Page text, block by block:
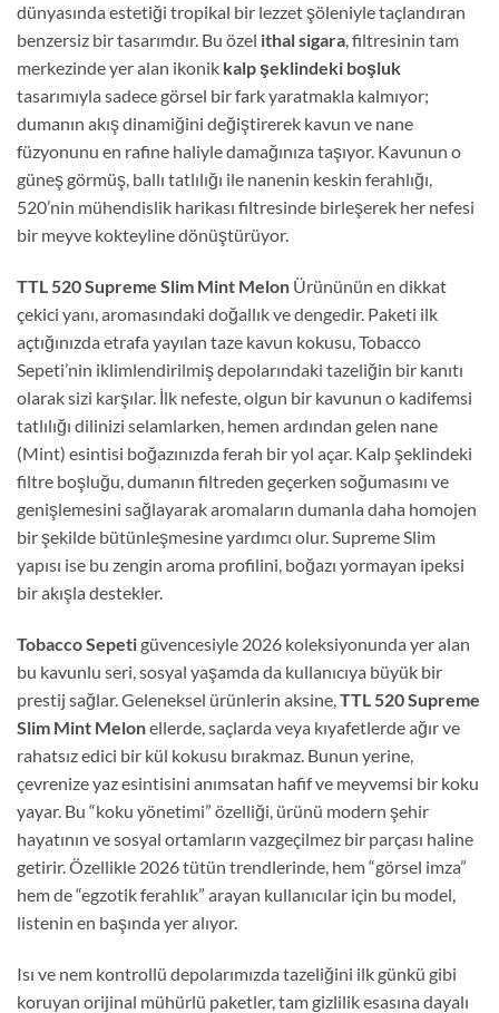
dünyasında estetiği tropikal bir lezzet şöleniyle taçlandıran
benzersiz bir tasarımdır. Bu özel ithal sigara, filtresinin tam
merkezinde yer alan ikonik kalp şeklindeki boşluk
tasarımıyla sadece görsel bir fark yaratmakla kalmıyor;
dumanın akış dinamiğini değiştirerek kavun ve nane
füzyonunu en rafine haliyle damağınıza taşıyor. Kavunun o
güneş görmüş, ballı tatlılığı ile nanenin keskin ferahlığı,
520’nin mühendislik harikası filtresinde birleşerek her nefesi
bir meyve kokteyline dönüştürüyor.
TTL 520 Supreme Slim Mint Melon Ürününün en dikkat
çekici yanı, aromasındaki doğallık ve dengedir. Paketi ilk
açtığınızda etrafa yayılan taze kavun kokusu, Tobacco
Sepeti’nin iklimlendirilmiş depolarındaki tazeliğin bir kanıtı
olarak sizi karşılar. İlk nefeste, olgun bir kavunun o kadifemsi
tatlılığı dilinizi selamlarken, hemen ardından gelen nane
(Mint) esintisi boğazınızda ferah bir yol açar. Kalp şeklindeki
filtre boşluğu, dumanın filtreden geçerken soğumasını ve
genişlemesini sağlayarak aromaların dumanla daha homojen
bir şekilde bütünleşmesine yardımcı olur. Supreme Slim
yapısı ise bu zengin aroma profilini, boğazı yormayan ipeksi
bir akışla destekler.
Tobacco Sepetigüvencesiyle 2026 koleksiyonunda yer alan
bu kavunlu seri, sosyal yaşamda da kullanıcıya büyük bir
prestij sağlar. Geleneksel ürünlerin aksine,TTL 520 Supreme
Slim Mint Melonellerde, saçlarda veya kıyafetlerde ağır ve
rahatsız edici bir kül kokusu bırakmaz. Bunun yerine,
çevrenize yaz esintisini anımsatan hafif ve meyvemsi bir koku
yayar. Bu “koku yönetimi” özelliği, ürünü modern şehir
hayatının ve sosyal ortamların vazgeçilmez bir parçası haline
getirir. Özellikle 2026 tütün trendlerinde, hem “görsel imza”
hem de “egzotik ferahlık” arayan kullanıcılar için bu model,
listenin en başında yer alıyor.
Isı ve nem kontrollü depolarımızda tazeliğini ilk günkü gibi
koruyan orijinal mühürlü paketler, tam gizlilik esasına dayalı